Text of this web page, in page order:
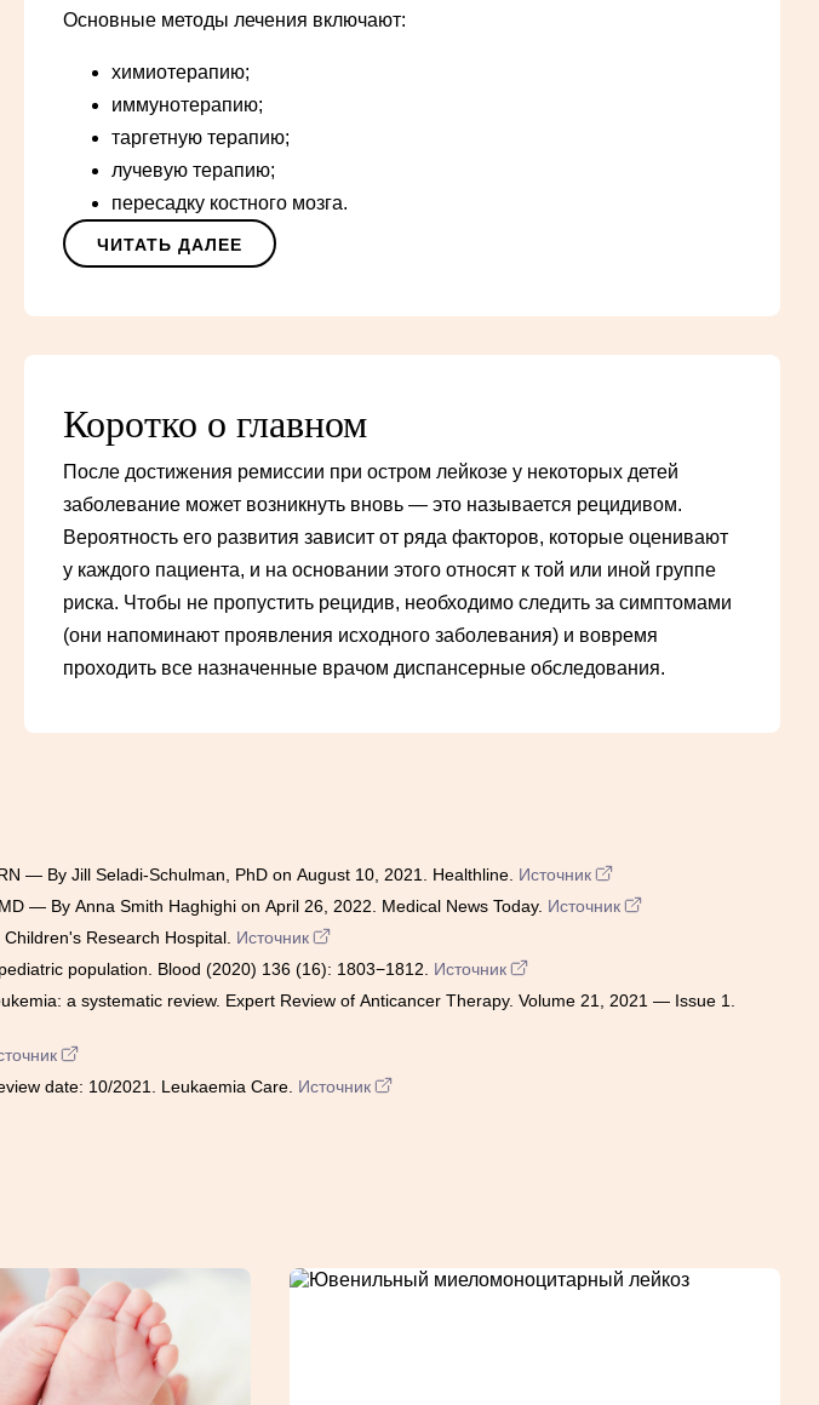
Основные методы лечения включают:
химиотерапию;
иммунотерапию;
таргетную терапию;
лучевую терапию;
пересадку костного мозга.
ЧИТАТЬ ДАЛЕЕ
Коротко о главном
После достижения ремиссии при остром лейкозе у некоторых детей
заболевание может возникнуть вновь — это называется рецидивом.
Вероятность его развития зависит от ряда факторов, которые оценивают
у каждого пациента, и на основании этого относят к той или иной группе
риска. Чтобы не пропустить рецидив, необходимо следить за симптомами
(они напоминают проявления исходного заболевания) и вовремя
проходить все назначенные врачом диспансерные обследования.
— By Jill Seladi-Schulman, PhD on August 10, 2021. Healthline. Источник
— By Anna Smith Haghighi on April 26, 2022. Medical News Today. Источник
Research Hospital. Источник
population. Blood (2020) 136 (16): 1803−1812. Источник
a systematic review. Expert Review of Anticancer Therapy. Volume 21, 2021 — Issue 1.
date: 10/2021. Leukaemia Care. Источник